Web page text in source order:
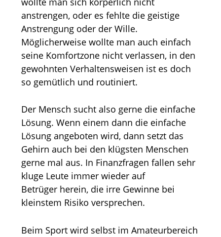
anstrengen, oder es fehlte die geistige
Anstrengung oder der Wille.
Möglicherweise wollte man auch einfach
seine Komfortzone nicht verlassen, in den
gewohnten Verhaltensweisen ist es doch
so gemütlich und routiniert.
Der Mensch sucht also gerne die einfache
Lösung. Wenn einem dann die einfache
Lösung angeboten wird, dann setzt das
Gehirn auch bei den klügsten Menschen
gerne mal aus. In Finanzfragen fallen sehr
kluge Leute immer wieder auf
Betrüger herein, die irre Gewinne bei
kleinstem Risiko versprechen.
Beim Sport wird selbst im Amateurbereich